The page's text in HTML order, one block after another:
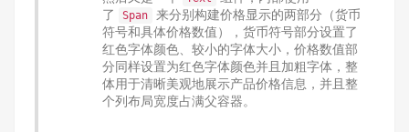
了
Span
来分别构建价格显示的两部分（货币
符号和具体价格数值），货币符号部分设置了
红色字体颜色、较小的字体大小，价格数值部
分同样设置为红色字体颜色并且加粗字体，整
体用于清晰美观地展示产品价格信息，并且整
个列布局宽度占满父容器。